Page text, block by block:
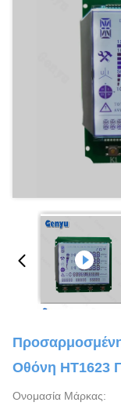
Οθόνη HT1623
Ονομασία Μάρκας: